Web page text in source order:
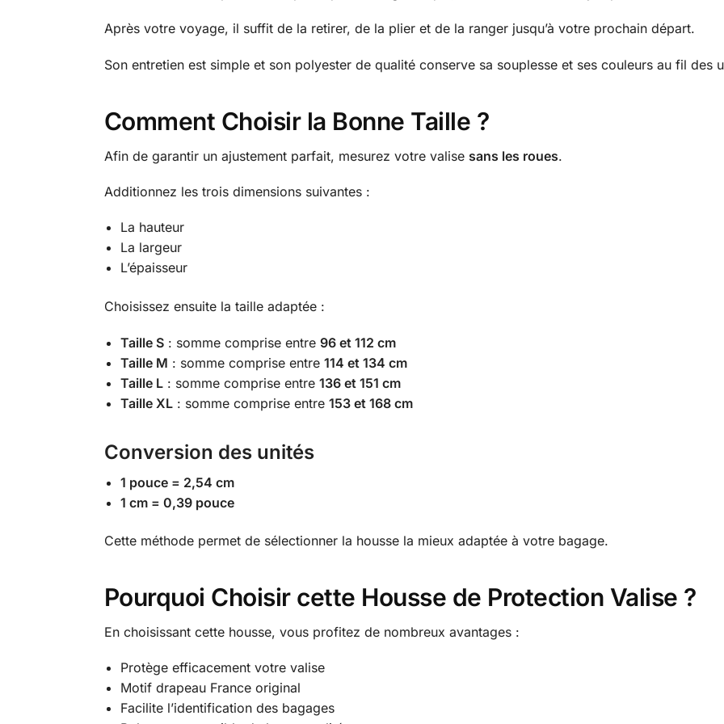
Après votre voyage, il suffit de la retirer, de la plier et de la ranger jusqu’à votre prochain départ.
Son entretien est simple et son polyester de qualité conserve sa souplesse et ses couleurs au fil des
Comment Choisir la Bonne Taille ?
Afin de garantir un ajustement parfait, mesurez votre valise sans les roues.
Additionnez les trois dimensions suivantes :
La hauteur
La largeur
L’épaisseur
Choisissez ensuite la taille adaptée :
Taille S: somme comprise entre 96 et 112 cm
Taille M : somme comprise entre 114 et 134 cm
Taille L: somme comprise entre 136 et 151 cm
Taille XL: somme comprise entre 153 et 168 cm
Conversion des unités
1 pouce = 2,54 cm
1 cm = 0,39 pouce
Cette méthode permet de sélectionner la housse la mieux adaptée à votre bagage.
Pourquoi Choisir cette Housse de Protection Valise ?
En choisissant cette housse, vous profitez de nombreux avantages :
Protège efficacement votre valise
Motif drapeau France original
Facilite l’identification des bagages